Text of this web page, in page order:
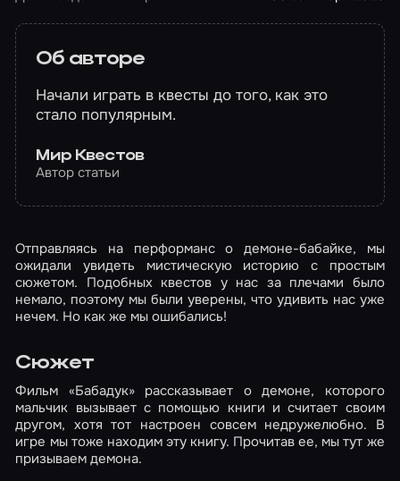
Об авторе
Начали играть в квесты до того, как это
стало популярным.
Мир Квестов
Автор статьи
Отправляясь на перформанс о демоне-бабайке, мы
ожидали увидеть мистическую историю с простым
сюжетом. Подобных квестов у нас за плечами было
немало, поэтому мы были уверены, что удивить нас уже
нечем. Но как же мы ошибались!
Сюжет
Фильм «Бабадук» рассказывает о демоне, которого
мальчик вызывает с помощью книги и считает своим
другом, хотя тот настроен совсем недружелюбно. В
игре мы тоже находим эту книгу. Прочитав ее, мы тут же
призываем демона.